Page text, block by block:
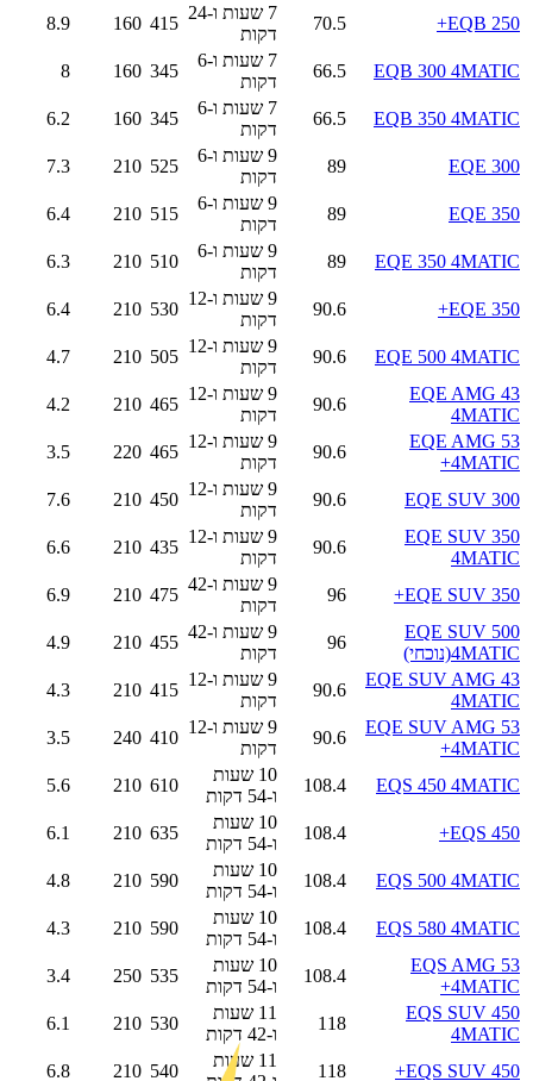
EQB 250+
70.5
7 שעות ו-24
דקות
415
160
8.9
EQB 300 4MATIC
66.5
7 שעות ו-6
דקות
345
160
8
EQB 350 4MATIC
66.5
7 שעות ו-6
דקות
345
160
6.2
EQE 300
89
9 שעות ו-6
דקות
525
210
7.3
EQE 350
89
9 שעות ו-6
דקות
515
210
6.4
EQE 350 4MATIC
89
9 שעות ו-6
דקות
510
210
6.3
EQE 350+
90.6
9 שעות ו-12
דקות
530
210
6.4
EQE 500 4MATIC
90.6
9 שעות ו-12
דקות
505
210
4.7
EQE AMG 43
4MATIC
90.6
9 שעות ו-12
דקות
465
210
4.2
EQE AMG 53
4MATIC+
90.6
9 שעות ו-12
דקות
465
220
3.5
EQE SUV 300
90.6
9 שעות ו-12
דקות
450
210
7.6
EQE SUV 350
4MATIC
90.6
9 שעות ו-12
דקות
435
210
6.6
EQE SUV 350+
96
9 שעות ו-42
דקות
475
210
6.9
EQE SUV 500
4MATIC(נוכחי)
96
9 שעות ו-42
דקות
455
210
4.9
EQE SUV AMG 43
4MATIC
90.6
9 שעות ו-12
דקות
415
210
4.3
EQE SUV AMG 53
4MATIC+
90.6
9 שעות ו-12
דקות
410
240
3.5
EQS 450 4MATIC
108.4
10 שעות
ו-54 דקות
610
210
5.6
EQS 450+
108.4
10 שעות
ו-54 דקות
635
210
6.1
EQS 500 4MATIC
108.4
10 שעות
ו-54 דקות
590
210
4.8
EQS 580 4MATIC
108.4
10 שעות
ו-54 דקות
590
210
4.3
EQS AMG 53
4MATIC+
108.4
10 שעות
ו-54 דקות
535
250
3.4
EQS SUV 450
4MATIC
118
11 שעות
ו-42 דקות
530
210
6.1
EQS SUV 450+
118
11 שעות
540
210
6.8